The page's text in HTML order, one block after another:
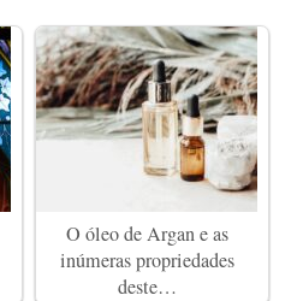
O óleo de Argan e as
inúmeras propriedades
deste…